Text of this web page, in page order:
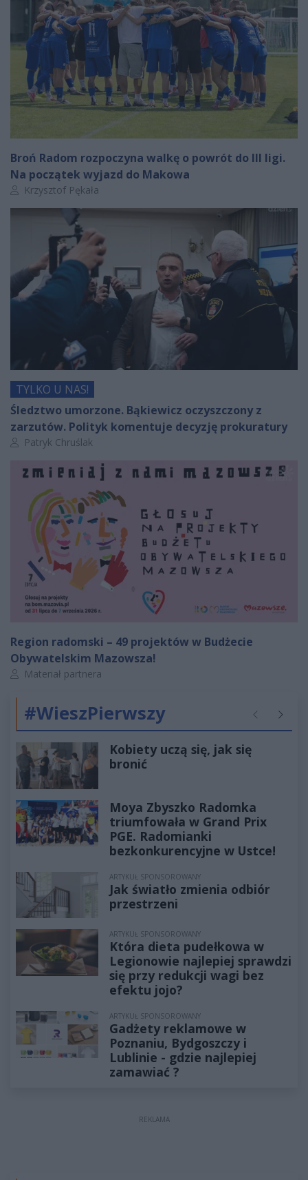
Broń Radom rozpoczyna walkę o powrót do III ligi.
Na początek wyjazd do Makowa
Autor artykułu:
Krzysztof Pękała
TYLKO U NAS!
Śledztwo umorzone. Bąkiewicz oczyszczony z
zarzutów. Polityk komentuje decyzję prokuratury
Autor artykułu:
Patryk Chruślak
Region radomski – 49 projektów w Budżecie
Obywatelskim Mazowsza!
Autor artykułu:
Materiał partnera
#WieszPierwszy Poprzednie
Kobiety uczą się, jak się
bronić
Moya Zbyszko Radomka
triumfowała w Grand Prix
PGE. Radomianki
bezkonkurencyjne w Ustce!
ARTYKUŁ SPONSOROWANY
Jak światło zmienia odbiór
przestrzeni
ARTYKUŁ SPONSOROWANY
Która dieta pudełkowa w
Legionowie najlepiej sprawdzi
się przy redukcji wagi bez
efektu jojo?
ARTYKUŁ SPONSOROWANY
Gadżety reklamowe w
Poznaniu, Bydgoszczy i
Lublinie - gdzie najlepiej
zamawiać ?
REKLAMA